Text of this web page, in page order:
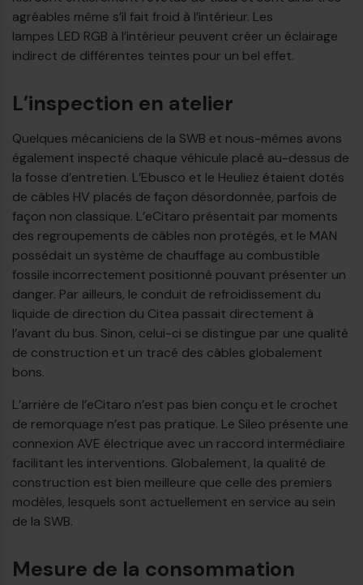
agréables même s’il fait froid à l’intérieur. Les
lampes LED RGB à l’intérieur peuvent créer un éclairage
indirect de différentes teintes pour un bel effet.
L’inspection en atelier
Quelques mécaniciens de la SWB et nous-mêmes avons
également inspecté chaque véhicule placé au-dessus de
la fosse d’entretien. L’Ebusco et le Heuliez étaient dotés
de câbles HV placés de façon désordonnée, parfois de
façon non classique. L’eCitaro présentait par moments
des regroupements de câbles non protégés, et le MAN
possédait un système de chauffage au combustible
fossile incorrectement positionné pouvant présenter un
danger. Par ailleurs, le conduit de refroidissement du
liquide de direction du Citea passait directement à
l’avant du bus. Sinon, celui-ci se distingue par une qualité
de construction et un tracé des câbles globalement
bons.
L’arrière de l’eCitaro n’est pas bien conçu et le crochet
de remorquage n’est pas pratique. Le Sileo présente une
connexion AVE électrique avec un raccord intermédiaire
facilitant les interventions. Globalement, la qualité de
construction est bien meilleure que celle des premiers
modèles, lesquels sont actuellement en service au sein
de la SWB.
Mesure de la consommation